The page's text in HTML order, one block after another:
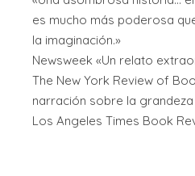
es mucho más poderosa
la imaginación.»
Newsweek «Un relato
The New York Review of
narración sobre la grandeza
Los Angeles Times Book